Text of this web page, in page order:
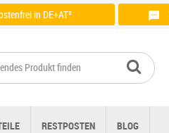
in DE+AT²
RESTPOSTEN BLOG